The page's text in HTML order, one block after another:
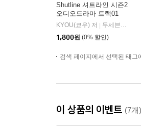
Shutline 셔트라인 시즌2
오디오드라마 트랙01
KYOU(쿄우) 저 | 두세븐 엔터테인먼트
1,800원 (0% 할인)
검색 페이지에서 선택된 태
이 상품의 이벤트 (7개)